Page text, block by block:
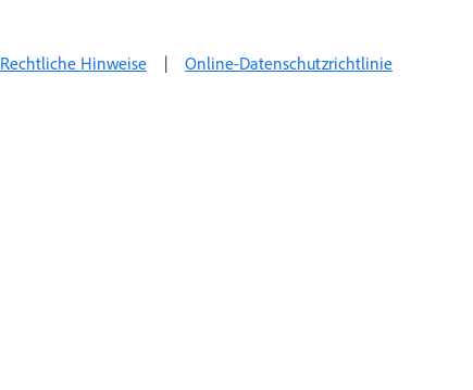
Rechtliche Hinweise | Online-Datenschutzrichtlinie